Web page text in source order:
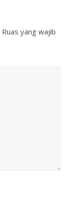
Ruas yang wajib